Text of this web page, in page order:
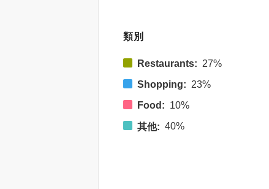
類別
Restaurants: 27%
Shopping: 23%
Food: 10%
其他: 40%